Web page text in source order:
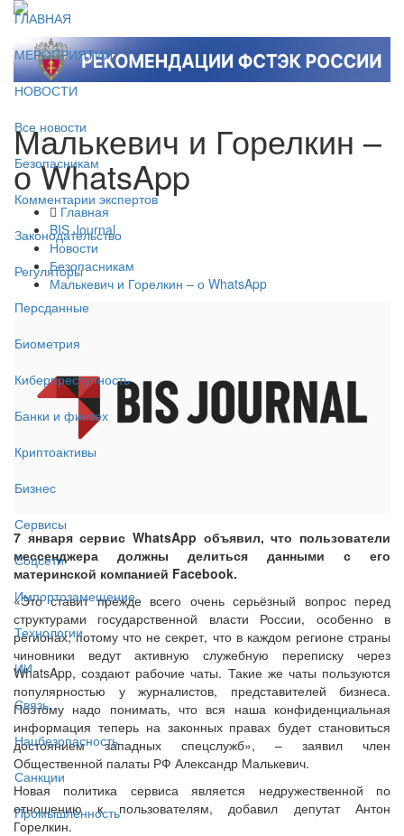
ГЛАВНАЯ
МЕРОПРИЯТИЯ
НОВОСТИ
Все новости
Безопасникам
Комментарии экспертов
Законодательство
Регуляторы
Персданные
Биометрия
Киберпреступность
Банки и финтех
Криптоактивы
Бизнес
Сервисы
Соцсети
Импортозамещение
Технологии
ИИ
Связь
Нацбезопасность
Санкции
Промышленность
Малькевич и Горелкин –
о WhatsApp
Главная
BIS Journal
Новости
Безопасникам
Малькевич и Горелкин – о WhatsApp
7 января сервис WhatsApp объявил, что пользователи
мессенджера должны делиться данными с его
материнской компанией Facebook.
«Это ставит прежде всего очень серьёзный вопрос перед
структурами государственной власти России, особенно в
регионах, потому что не секрет, что в каждом регионе страны
чиновники ведут активную служебную переписку через
WhatsApp, создают рабочие чаты. Такие же чаты пользуются
популярностью у журналистов, представителей бизнеса.
Поэтому надо понимать, что вся наша конфиденциальная
информация теперь на законных правах будет становиться
достоянием западных спецслужб», – заявил член
Общественной палаты РФ Александр Малькевич.
Новая политика сервиса является недружественной по
отношению к пользователям, добавил депутат Антон
Горелкин.